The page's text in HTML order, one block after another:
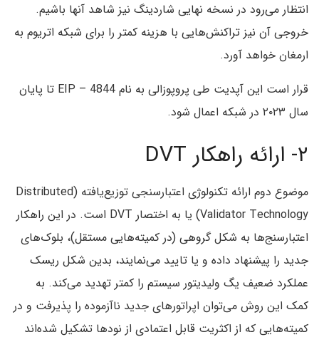
انتظار می‌رود در نسخه نهایی شاردینگ نیز شاهد آنها باشیم.
خروجی آن نیز تراکنش‌هایی با هزینه کمتر را برای شبکه اتریوم به
ارمغان خواهد آورد.
قرار است این آپدیت طی پروپوزالی به نام EIP – 4844 تا پایان
سال ۲۰۲۳ در شبکه اعمال شود.
۲- ارائه راهکار DVT
موضوع دوم ارائه تکنولوژی اعتبارسنجی توزیع‌یافته (Distributed
Validator Technology) یا به اختصار DVT است. در این راهکار
اعتبارسنج‌ها به شکل گروهی (در کمیته‌هایی مستقل)، بلوک‌های
جدید را پیشنهاد داده و یا تایید می‌نمایند، بدین شکل ریسک
عملکرد ضعیف یگ ولیدیتور سیستم را کمتر تهدید می‌کند. به
کمک این روش می‌توان اپراتورهای جدید ناآزموده را پذیرفت و در
کمیته‌هایی که از اکثریت قابل اعتمادی از نودها تشکیل شده‌اند